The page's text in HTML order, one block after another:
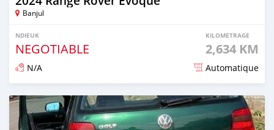
Banjul
NDIEUK
NEGOTIABLE
KILOMETRAGE
2,634 KM
N/A Automatique
Dougal na niou ko depuis 7 months